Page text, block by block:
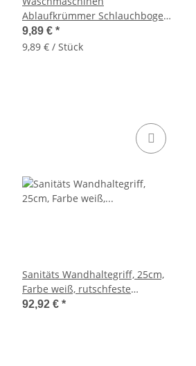
Ablaufkrümmer Schlauchbogen,
Gummi 19mm Ausführung
9,89 € *
9,89 € / Stück
Sanitäts Wandhaltegriff, 25cm,
Farbe weiß, rutschfeste
Oberfläche
92,92 € *